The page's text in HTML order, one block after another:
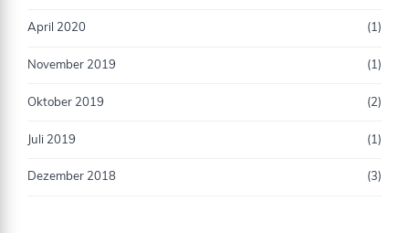
April 2020 (1)
November 2019 (1)
Oktober 2019 (2)
Juli 2019 (1)
Dezember 2018 (3)